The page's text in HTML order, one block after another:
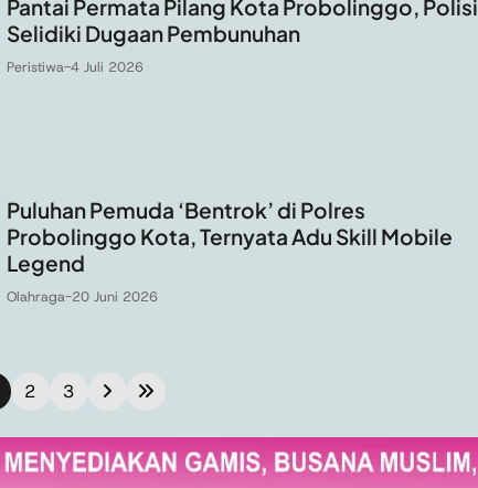
Pantai Permata Pilang Kota Probolinggo, Polisi
Selidiki Dugaan Pembunuhan
Peristiwa-4 Juli 2026
Puluhan Pemuda ‘Bentrok’ di Polres
Probolinggo Kota, Ternyata Adu Skill Mobile
Legend
Olahraga-20 Juni 2026
2 3